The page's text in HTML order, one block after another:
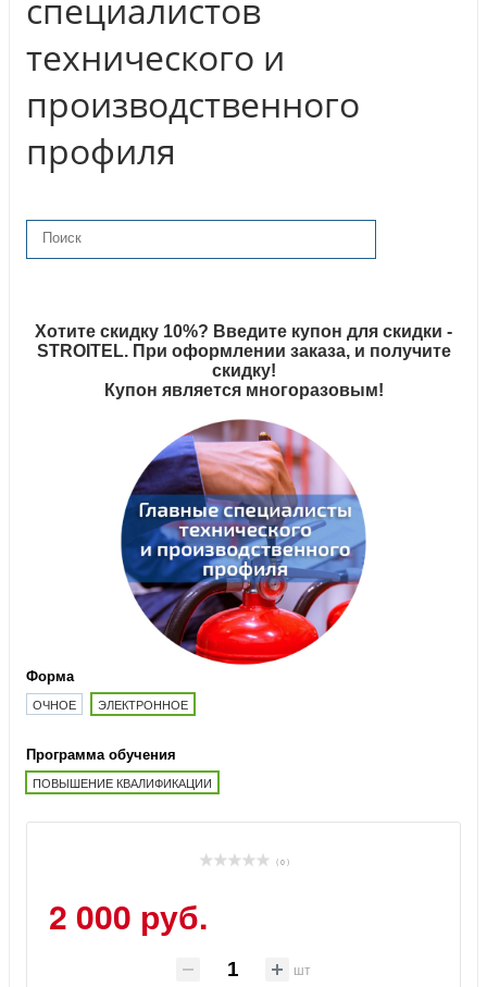
специалистов
технического и
производственного
профиля
Хотите скидку 10%? Введите купон для скидки -
STROITEL. При оформлении заказа, и получите
скидку!
Купон является многоразовым!
Форма
ОЧНОЕ ЭЛЕКТРОННОЕ
Программа обучения
ПОВЫШЕНИЕ КВАЛИФИКАЦИИ
( 0 )
2 000 руб.
шт